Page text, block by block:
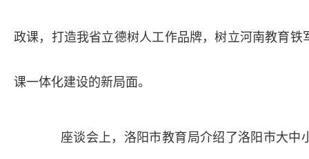
政课，打造我省立德树人工作品牌，树立河南教育
课一体化建设的新局面。
座谈会上，洛阳市教育局介绍了洛阳市大